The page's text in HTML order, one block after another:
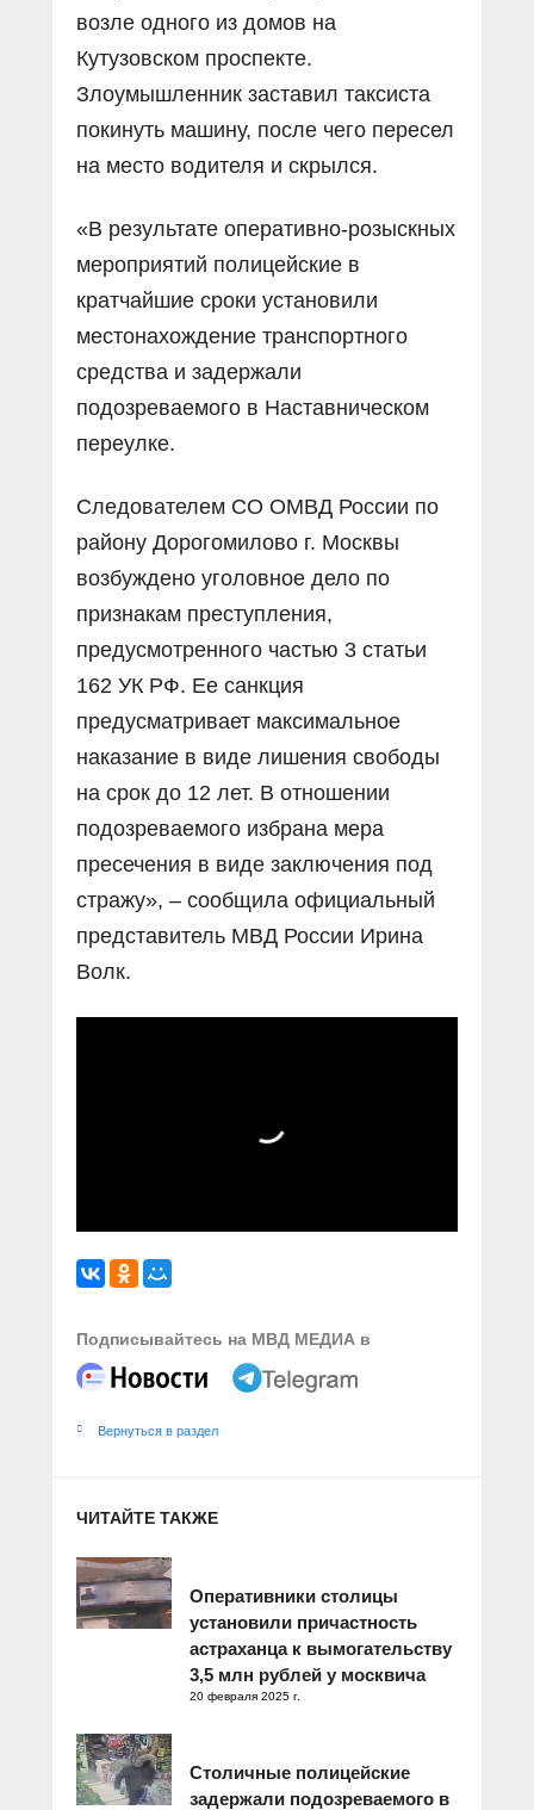
возле одного из домов на
Кутузовском проспекте.
Злоумышленник заставил таксиста
покинуть машину, после чего пересел
на место водителя и скрылся.
«В результате оперативно-розыскных
мероприятий полицейские в
кратчайшие сроки установили
местонахождение транспортного
средства и задержали
подозреваемого в Наставническом
переулке.
Следователем СО ОМВД России по
району Дорогомилово г. Москвы
возбуждено уголовное дело по
признакам преступления,
предусмотренного частью 3 статьи
162 УК РФ. Ее санкция
предусматривает максимальное
наказание в виде лишения свободы
на срок до 12 лет. В отношении
подозреваемого избрана мера
пресечения в виде заключения под
стражу», – сообщила официальный
представитель МВД России Ирина
Волк.
Подписывайтесь на МВД МЕДИА в
Вернуться в раздел
ЧИТАЙТЕ ТАКЖЕ
Оперативники столицы
установили причастность
астраханца к вымогательству
3,5 млн рублей у москвича
20 февраля 2025 г.
Столичные полицейские
задержали подозреваемого в